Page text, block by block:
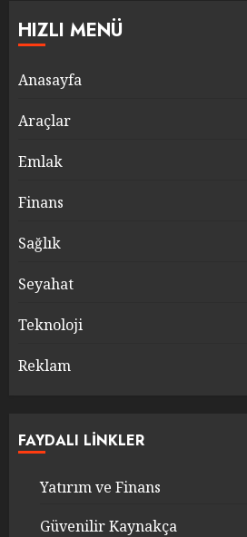
HIZLI MENÜ
Anasayfa
Araçlar
Emlak
Finans
Sağlık
Seyahat
Teknoloji
Reklam
FAYDALI LINKLER
Yatırım ve Finans
Güvenilir Kaynakça